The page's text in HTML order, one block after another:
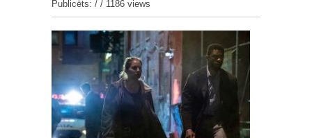
Publicēts: / / 1186 views